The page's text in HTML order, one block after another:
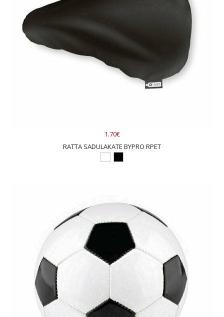
Kuidas lisatakse sporditarvetele logo?
Sporditarvete valik on väga lai ning logo lisatakse erinevatele
toodetele väga erinevate trükitehnoloogiatega. Enamasti määrab
trükitehnoloogia valiku toote materjal. Lisainfot, kuidas ja kuhu on
võimalik sporditarvetele logo lisada, küsige e-kirja või telefoni teel.
Üldiselt kehtib meil reegel, et logo on võimalik lisada kohta, kust
see ka välja paistab. Trükitehnoloogia ise on aga põnev ja
omamoodi nüüdisaegne teadus, mille kohta võid soovi korral
valinud parimad. Esimese valikuna leiab kodus kindlasti kasutust
võimlemismatt, mille jaoks on meil pakkuda loodussõbralik toode
1.70€
RATTA SADULAKATE BYPRO RPET